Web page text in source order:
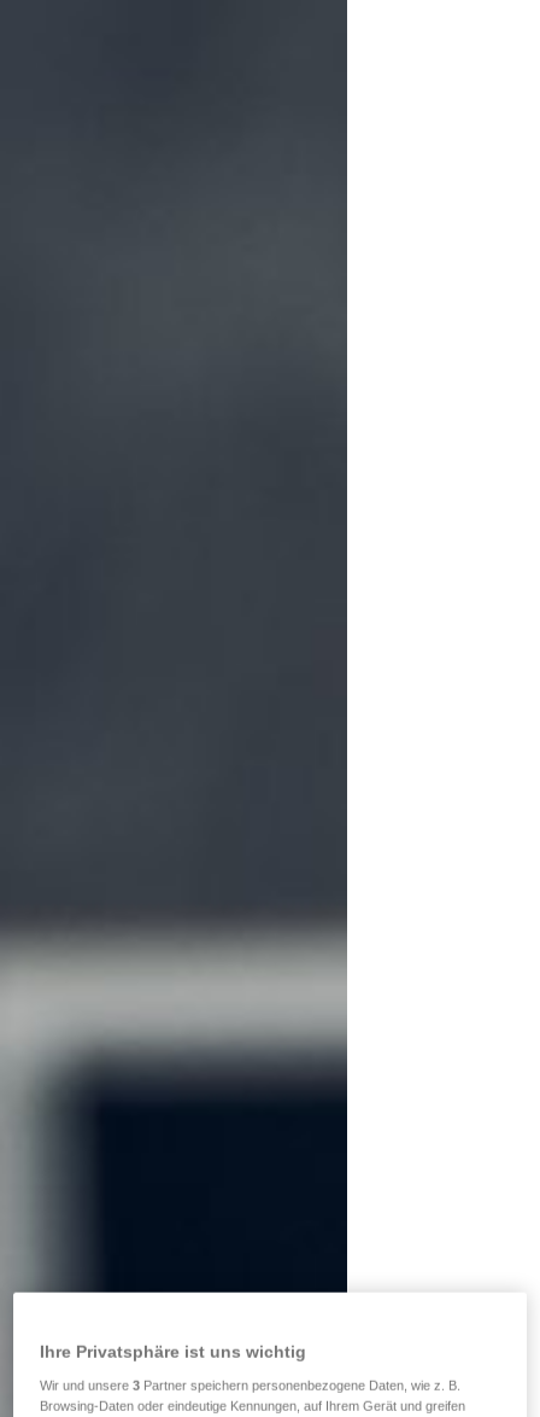
Ihre Privatsphäre ist uns wichtig
Wir und unsere3 Partner speichern personenbezogene Daten, wie z. B.
Browsing-Daten oder eindeutige Kennungen, auf Ihrem Gerät und greifen